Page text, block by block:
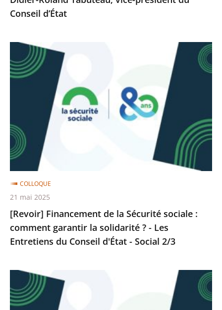
Conseil
Conseil d’État
[Revoir]
Financement
de
:
comment
garantir
la
solidarité
?
-
Les
Entretiens
Conseil
d'État
-
[Revoir] Financement de la Sécurité sociale :
comment garantir la solidarité ? - Les
Entretiens du Conseil d'État - Social 2/3
COLLOQUE
21 mai 2025
[Revoir]
80
ans